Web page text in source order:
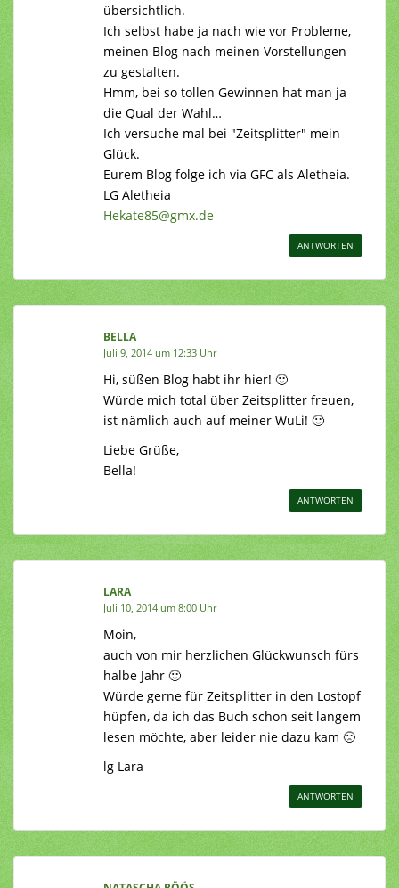
übersichtlich.
Ich selbst habe ja nach wie vor Probleme,
meinen Blog nach meinen Vorstellungen
zu gestalten.
Hmm, bei so tollen Gewinnen hat man ja
die Qual der Wahl…
Ich versuche mal bei "Zeitsplitter" mein
Glück.
Eurem Blog folge ich via GFC als Aletheia.
LG Aletheia
Hekate85@gmx.de
ANTWORTEN
BELLA
Juli 9, 2014 um 12:33 Uhr
Hi, süßen Blog habt ihr hier! 🙂
Würde mich total über Zeitsplitter freuen,
ist nämlich auch auf meiner WuLi! 🙂
Liebe Grüße,
Bella!
ANTWORTEN
LARA
Juli 10, 2014 um 8:00 Uhr
Moin,
auch von mir herzlichen Glückwunsch fürs
halbe Jahr 🙂
Würde gerne für Zeitsplitter in den Lostopf
hüpfen, da ich das Buch schon seit langem
lesen möchte, aber leider nie dazu kam 🙁
lg Lara
ANTWORTEN